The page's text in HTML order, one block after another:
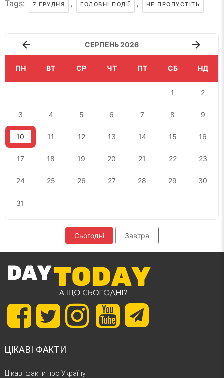
Tags: 7 ГРУДНЯ , ГОЛОВНІ ПОДІЇ , НЕ ПРОПУСТІТЬ
СЕРПЕНЬ 2026
ПН ВТ СР ЧТ ПТ СБ НД
1 2
3 4 5 6 7 8 9
10 11 12 13 14 15 16
17 18 19 20 21 22 23
24 25 26 27 28 29 30
31
Сьогодні Завтра
ЦІКАВІ ФАКТИ
Цікаві факти про Україну